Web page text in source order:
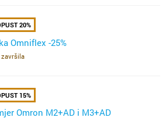
20%
Omniflex -25%
15%
Omron M2+AD i M3+AD